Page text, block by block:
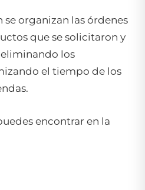
organizan las órdenes
que se solicitaron y
los
el tiempo de los
encontrar en la